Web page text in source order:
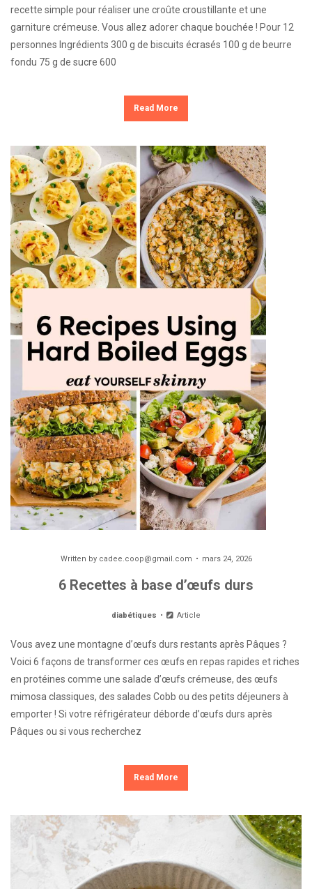
recette simple pour réaliser une croûte croustillante et une
garniture crémeuse. Vous allez adorer chaque bouchée ! Pour 12
personnes Ingrédients 300 g de biscuits écrasés 100 g de beurre
fondu 75 g de sucre 600
Read More
Written by cadee.coop@gmail.com mars 24, 2026
6 Recettes à base d’œufs durs
diabétiques Article
Vous avez une montagne d’œufs durs restants après Pâques ?
Voici 6 façons de transformer ces œufs en repas rapides et riches
en protéines comme une salade d’œufs crémeuse, des œufs
mimosa classiques, des salades Cobb ou des petits déjeuners à
emporter ! Si votre réfrigérateur déborde d’œufs durs après
Pâques ou si vous recherchez
Read More